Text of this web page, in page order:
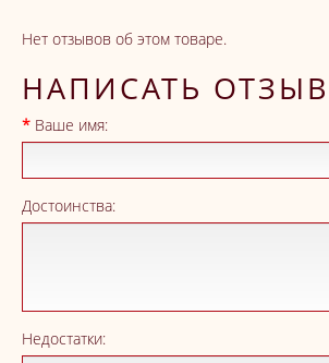
Нет отзывов об этом товаре.
НАПИСАТЬ ОТЗЫВ
Ваше имя:
Достоинства:
Недостатки: